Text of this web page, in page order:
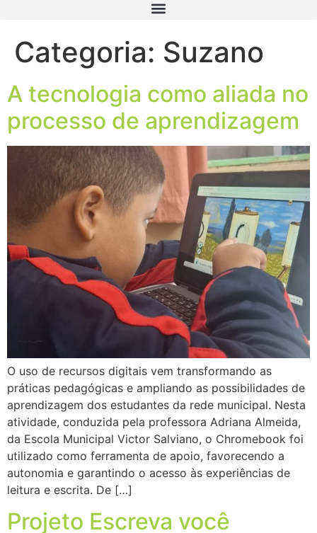
Categoria: Suzano
A tecnologia como aliada no
processo de aprendizagem
O uso de recursos digitais vem transformando as
práticas pedagógicas e ampliando as possibilidades de
aprendizagem dos estudantes da rede municipal. Nesta
atividade, conduzida pela professora Adriana Almeida,
da Escola Municipal Victor Salviano, o Chromebook foi
utilizado como ferramenta de apoio, favorecendo a
autonomia e garantindo o acesso às experiências de
leitura e escrita. De […]
Projeto Escreva você